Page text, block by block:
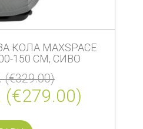
КОЛА MAXSPACE
150 СМ, СИВО
(€329.00)
(€279.00)